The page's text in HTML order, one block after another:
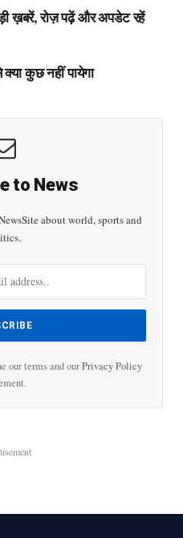
ख़बरें, रोज़ पढ़ें और अपडेट रहें
कुछ नहीं पायेगा
to News
about world, sports and
our terms and ourPrivacy Policy